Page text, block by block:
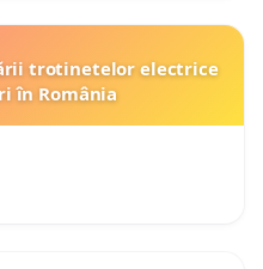
trotinetelor electrice
în România